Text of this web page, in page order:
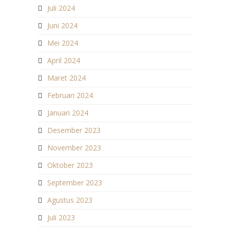
Juli 2024
Juni 2024
Mei 2024
April 2024
Maret 2024
Februari 2024
Januari 2024
Desember 2023
November 2023
Oktober 2023
September 2023
Agustus 2023
Juli 2023